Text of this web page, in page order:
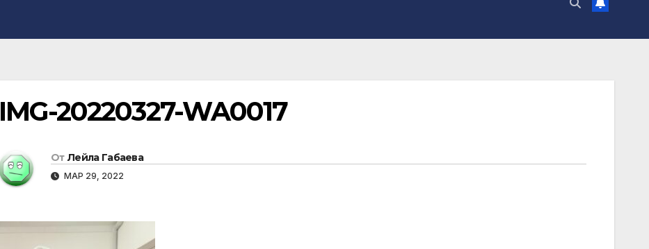
IMG-20220327-WA0017
От Лейла Габаева
МАР 29, 2022